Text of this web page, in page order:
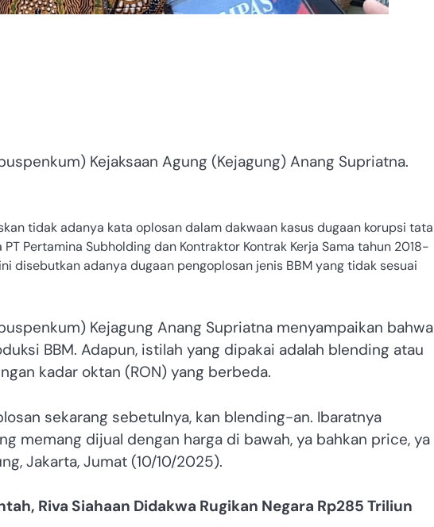
Kejaksaan Agung (Kejagung) Anang Supriatna.
tidak adanya kata oplosan dalam dakwaan kasus dugaan korupsi tata
Pertamina Subholding dan Kontraktor Kontrak Kerja Sama tahun 2018-
disebutkan adanya dugaan pengoplosan jenis BBM yang tidak sesuai
Kejagung Anang Supriatna menyampaikan bahwa
BBM. Adapun, istilah yang dipakai adalah blending atau
kadar oktan (RON) yang berbeda.
sekarang sebetulnya, kan blending-an. Ibaratnya
memang dijual dengan harga di bawah, ya bahkan price, ya
Jakarta, Jumat (10/10/2025).
Riva Siahaan Didakwa Rugikan Negara Rp285 Triliun